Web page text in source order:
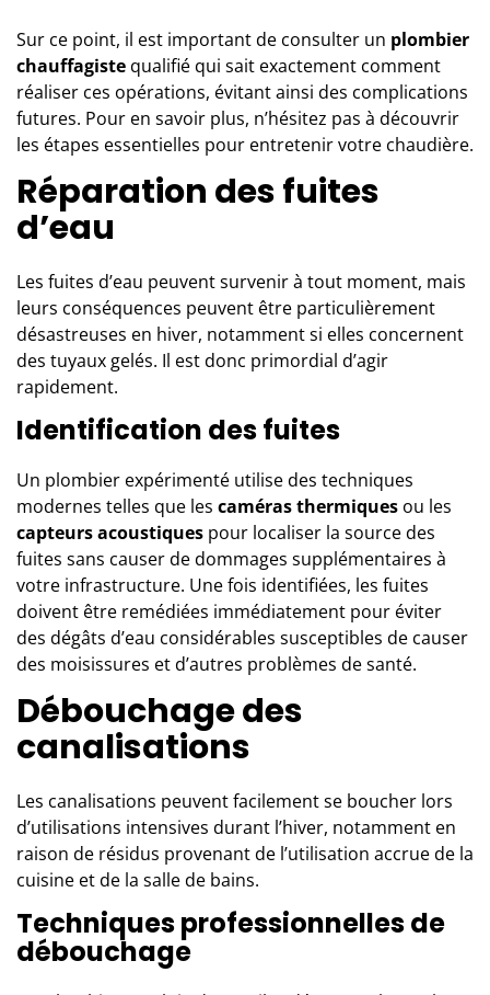
Sur ce point, il est important de consulter un plombier
chauffagiste qualifié qui sait exactement comment
réaliser ces opérations, évitant ainsi des complications
futures. Pour en savoir plus, n’hésitez pas à découvrir
les étapes essentielles pour entretenir votre chaudière.
Réparation des fuites
d’eau
Les fuites d’eau peuvent survenir à tout moment, mais
leurs conséquences peuvent être particulièrement
désastreuses en hiver, notamment si elles concernent
des tuyaux gelés. Il est donc primordial d’agir
rapidement.
Identification des fuites
Un plombier expérimenté utilise des techniques
modernes telles que les caméras thermiques ou les
capteurs acoustiques pour localiser la source des
fuites sans causer de dommages supplémentaires à
votre infrastructure. Une fois identifiées, les fuites
doivent être remédiées immédiatement pour éviter
des dégâts d’eau considérables susceptibles de causer
des moisissures et d’autres problèmes de santé.
Débouchage des
canalisations
Les canalisations peuvent facilement se boucher lors
d’utilisations intensives durant l’hiver, notamment en
raison de résidus provenant de l’utilisation accrue de la
cuisine et de la salle de bains.
Techniques professionnelles de
débouchage